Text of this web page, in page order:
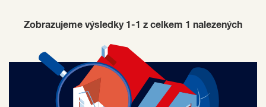
Zobrazujeme výsledky 1-1 z celkem 1 nalezených